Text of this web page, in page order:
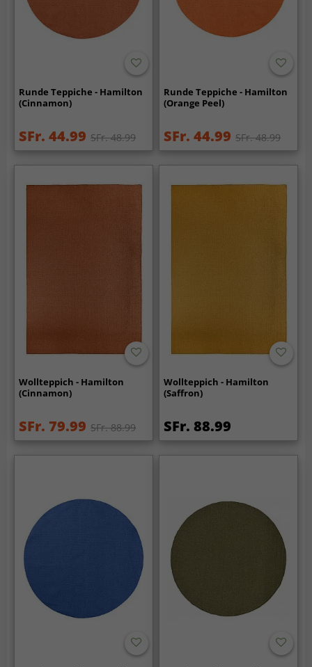
Runde Teppiche - Hamilton
(Cinnamon)
SFr. 44.99 SFr. 48.99
Runde Teppiche - Hamilton
(Orange Peel)
SFr. 44.99 SFr. 48.99
Wollteppich - Hamilton
(Cinnamon)
SFr. 79.99 SFr. 88.99
Wollteppich - Hamilton
(Saffron)
SFr. 88.99